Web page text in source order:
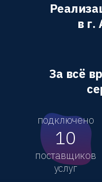
в г.
За всё
подключено
10
поставщиков
услуг